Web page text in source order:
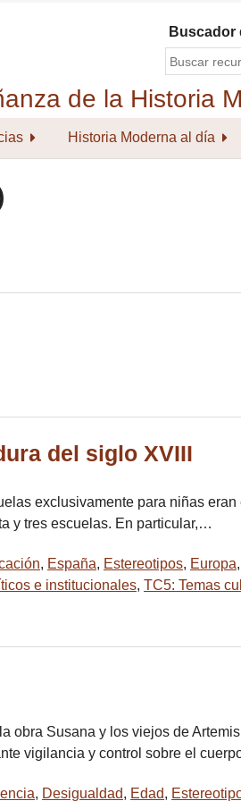
Buscador
Historia Moderna al día
del siglo XVIII
exclusivamente para niñas
y tres escuelas. En particular,…
, España, Estereotipos, Europa,
e institucionales, TC5: Temas
obra Susana y los viejos de
vigilancia y control sobre el
, Desigualdad, Edad,